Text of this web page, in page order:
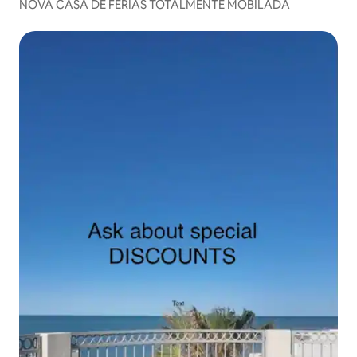
NOVA CASA DE FÉRIAS TOTALMENTE MOBILADA